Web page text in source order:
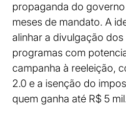
propaganda do
meses de mandato. A
alinhar a divulgação
programas com
campanha à reeleição,
2.0 e a isenção do
quem ganha até R$ 5